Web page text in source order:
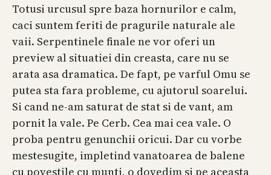
Totusi urcusul spre baza hornurilor e calm,
caci suntem feriti de pragurile naturale ale
vaii. Serpentinele finale ne vor oferi un
preview al situatiei din creasta, care nu se
arata asa dramatica. De fapt, pe varful Omu se
putea sta fara probleme, cu ajutorul soarelui.
Si cand ne-am saturat de stat si de vant, am
pornit la vale. Pe Cerb. Cea mai cea vale. O
proba pentru genunchii oricui. Dar cu vorbe
mestesugite, impletind vanatoarea de balene
cu povestile cu munti, o dovedim si pe aceasta